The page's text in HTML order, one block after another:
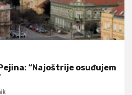
“Najoštrije osuđujem